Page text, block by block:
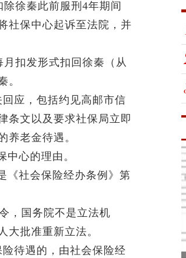
徐秦此前服刑4年期间
社保中心起诉至法院，并
扣发形式扣回徐秦（从
。
应，包括约见高邮市信
条文以及要求社保局立即
养老金待遇。
心的理由。
《社会保险经办条例》第
，国务院不是立法机
大批准重新立法。
待遇的，由社会保险经